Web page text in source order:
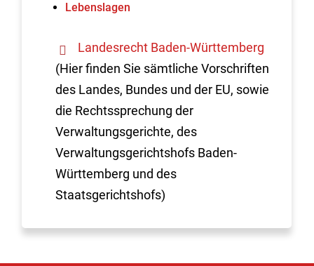
Lebenslagen
Landesrecht Baden-Württemberg
(Hier finden Sie sämtliche Vorschriften
des Landes, Bundes und der EU, sowie
die Rechtssprechung der
Verwaltungsgerichte, des
Verwaltungsgerichtshofs Baden-
Württemberg und des
Staatsgerichtshofs)